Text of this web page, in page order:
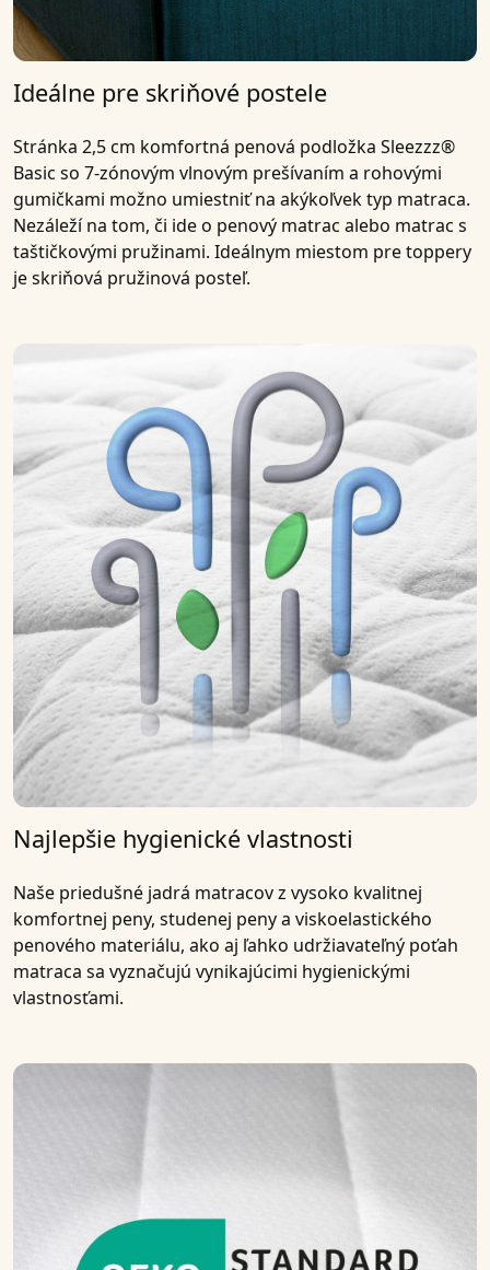
Ideálne pre skriňové postele
Stránka 2,5 cm komfortná penová podložka Sleezzz®
Basic so 7-zónovým vlnovým prešívaním a rohovými
gumičkami možno umiestniť na akýkoľvek typ matraca.
Nezáleží na tom, či ide o penový matrac alebo matrac s
taštičkovými pružinami. Ideálnym miestom pre toppery
je skriňová pružinová posteľ.
Najlepšie hygienické vlastnosti
Naše priedušné jadrá matracovz vysoko kvalitnej
komfortnej peny, studenej peny a viskoelastického
penového materiálu, ako aj ľahko udržiavateľný poťah
matraca sa vyznačujú vynikajúcimi hygienickými
vlastnosťami.